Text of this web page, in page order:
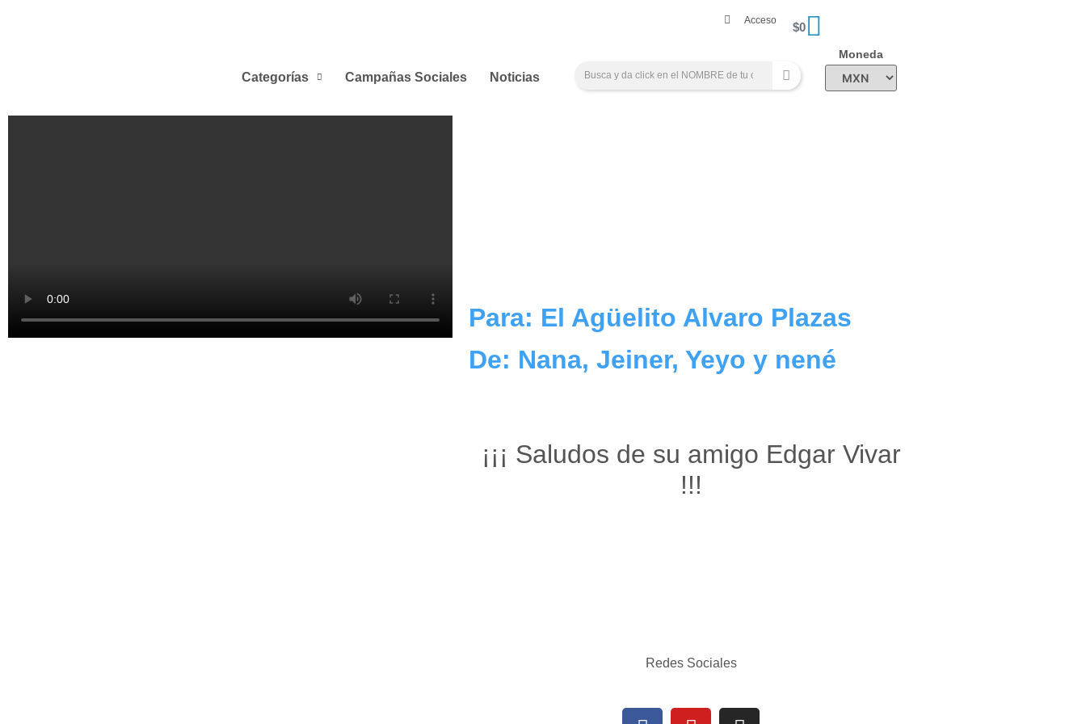
Acceso $0
Categorías Campañas Sociales Noticias
Moneda
Para: El Agüelito Alvaro Plazas
De: Nana, Jeiner, Yeyo y nené
¡¡¡ Saludos de su amigo Edgar Vivar
!!!
Redes Sociales